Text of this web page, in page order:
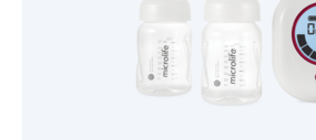
BEKIJK PRODUCT